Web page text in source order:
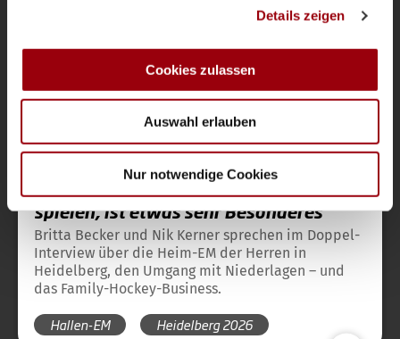
personalisieren, Funktionen für soziale Medien anbieten
soziale Medien, Werbung und Analysen weiter. Unsere
Partner führen diese Informationen möglicherweise mit
weiteren Daten zusammen, die Sie ihnen bereitgestellt
haben oder die sie im Rahmen Ihrer Nutzung der Dienste
Details zeigen
Cookies zulassen
Auswahl erlauben
Nur notwendige Cookies
NationalteamsMagazin vor 6 Monaten
Doppelinterview Britta Becker & Nik
Kerner: „Nationalmannschaft zu
spielen, ist etwas sehr Besonderes"
Britta Becker und Nik Kerner sprechen im Doppel-
Interview über die Heim-EM der Herren in
Heidelberg, den Umgang mit Niederlagen – und
das Family-Hockey-Business.
Hallen-EM Heidelberg 2026